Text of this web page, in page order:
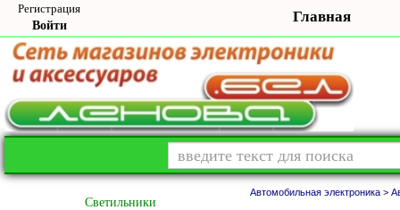
Регистрация
Войти
Главная
Cветильники
Автомобильная электроника >